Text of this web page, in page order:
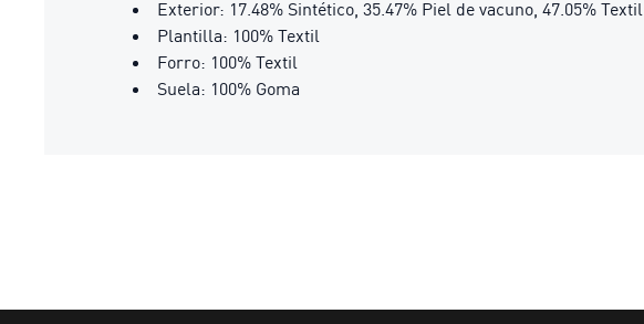
Exterior: 17.48% Sintético, 35.47% Piel de vacuno, 47.05% Textil
Plantilla: 100% Textil
Forro: 100% Textil
Suela: 100% Goma